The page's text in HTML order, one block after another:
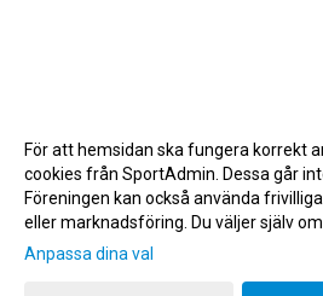
Gå till Webbversion
För att hemsidan ska fungera korrekt
cookies från SportAdmin. Dessa går
Föreningen kan också använda
eller marknadsföring. Du väljer själv
Anpassa dina val